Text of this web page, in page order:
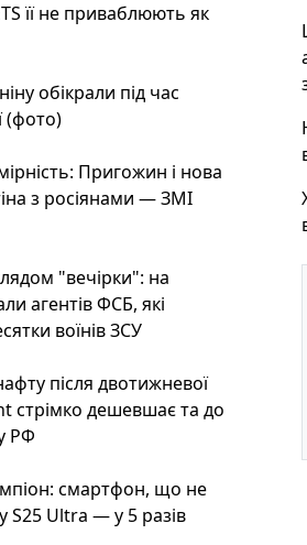
її не приваблюють як
обікрали під час
(фото)
Пригожин і нова
з росіянами — ЗМІ
"вечірки": на
агентів ФСБ, які
воїнів ЗСУ
після двотижневої
стрімко дешевшає та до
РФ
смартфон, що не
S25 Ultra — у 5 разів